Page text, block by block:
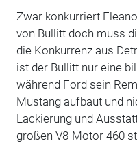
Zwar konkurriert
von Bullitt doch muss
die Konkurrenz aus
ist der Bullitt nur eine
während Ford sein
Mustang aufbaut und
Lackierung und
großen V8-Motor 460